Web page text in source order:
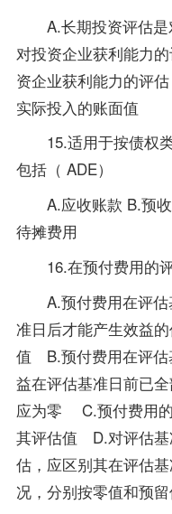
A.长期投资评估是
对投资企业获利能力
资企业获利能力的评
实际投入的账面值
15.适用于按债权类
包括（ ADE）
A.应收账款 B.预收
待摊费用
16.在预付费用的评
A.预付费用在评估
准日后才能产生效益
值 B.预付费用在评估
益在评估基准日前已
应为零 C.预付费用
其评估值 D.对评估基
估，应区别其在评估
况，分别按零值和预